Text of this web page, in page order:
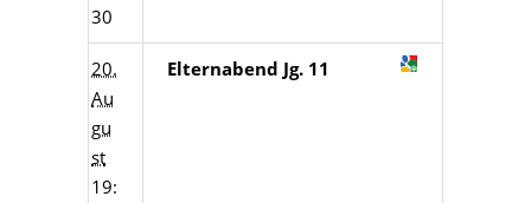
30
20.
Au
gu
st
19:
Elternabend Jg. 11